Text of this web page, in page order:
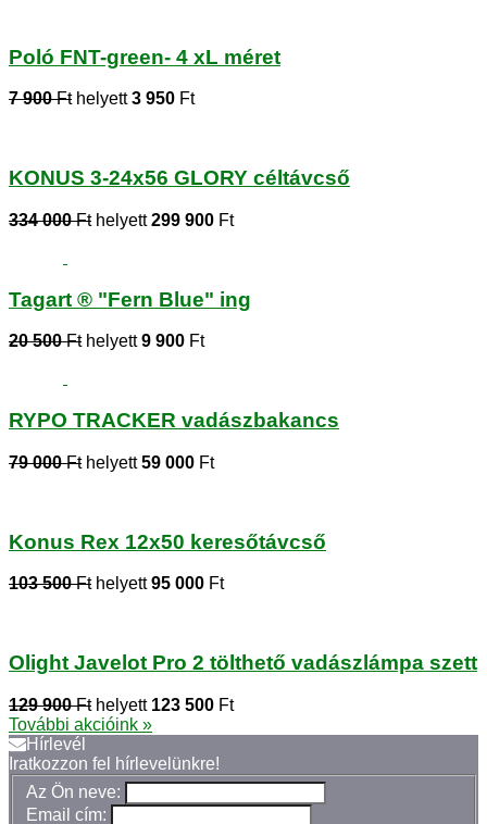
Poló FNT-green- 4 xL méret
7 900 Fthelyett3 950 Ft
KONUS 3-24x56 GLORY céltávcső
334 000 Fthelyett299 900 Ft
Tagart ® "Fern Blue" ing
20 500 Fthelyett9 900 Ft
RYPO TRACKER vadászbakancs
79 000 Fthelyett59 000 Ft
Konus Rex 12x50 keresőtávcső
103 500 Fthelyett95 000 Ft
Olight Javelot Pro 2 tölthető vadászlámpa szett
129 900 Fthelyett 123 500 Ft
További akcióink »
Hírlevél
Iratkozzon fel hírlevelünkre!
Az Ön neve:
Email cím: